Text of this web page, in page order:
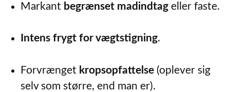
Markant begrænset madindtag eller faste.
Intens frygt for vægtstigning.
Forvrænget kropsopfattelse (oplever sig
selv som større, end man er).